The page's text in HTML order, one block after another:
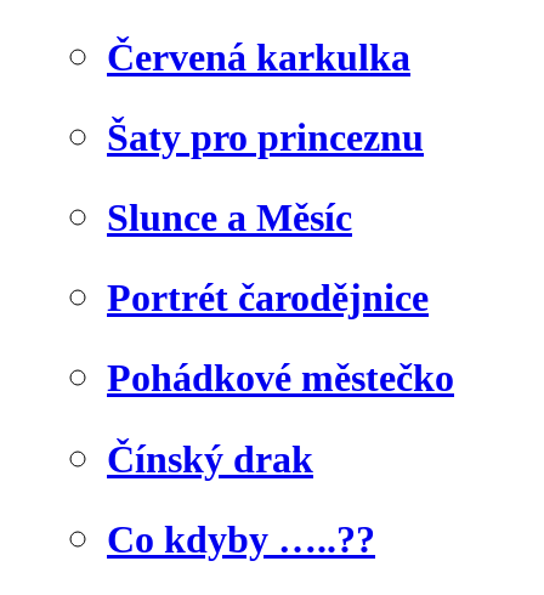
Červená karkulka
Šaty pro princeznu
Slunce a Měsíc
Portrét čarodějnice
Pohádkové městečko
Čínský drak
Co kdyby …..??